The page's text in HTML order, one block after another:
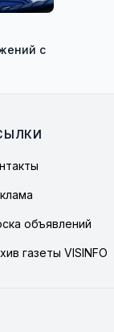
с
объявлений
газеты VISINFO